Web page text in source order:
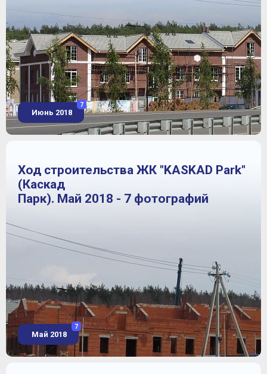
Июнь 2018
7
Ход строительства ЖК "KASKAD Park"
(Каскад
Парк). Май 2018 - 7 фотографий
Май 2018
7